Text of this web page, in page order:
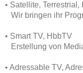
• Satellite,
Wir bringen ihr
• Smart TV, HbbTV
Erstellung von
• Adressable TV,